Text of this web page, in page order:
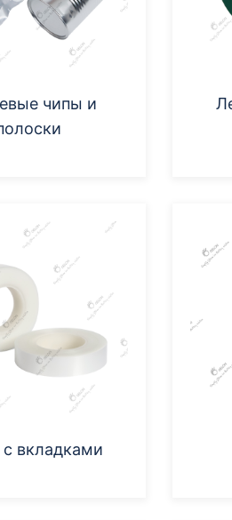
чипы и
с вкладками